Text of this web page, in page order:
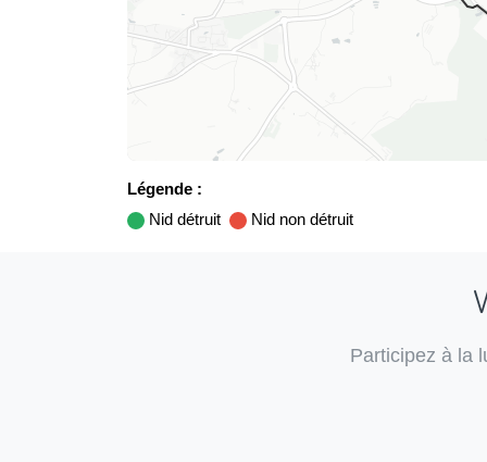
Légende :
Nid détruit
Nid non détruit
Participez à la